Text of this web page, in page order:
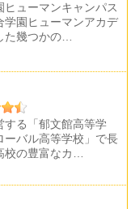
ヒューマンキャンパス
学園ヒューマンアカデ
た幾つかの…
する「郁文館高等学
ーバル高等学校」で長
校の豊富なカ…